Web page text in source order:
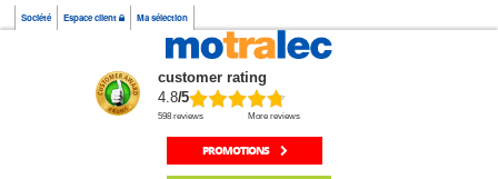
Société Espace client Ma sélection
customer rating
4.8/5
598 reviews More reviews
PROMOTIONS